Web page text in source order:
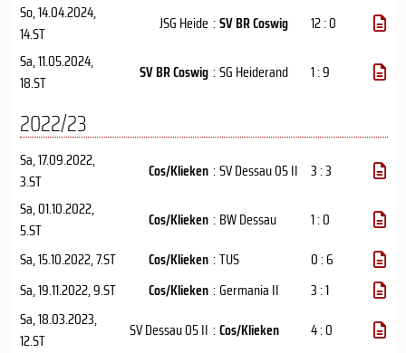
So, 14.04.2024,
14.ST
JSG Heide :SV BR Coswig
12 : 0
Sa, 11.05.2024,
18.ST
SV BR Coswig :SG Heiderand 1 : 9
2022/23
Sa, 17.09.2022,
3.ST
Cos/Klieken :SV Dessau 05 II 3 : 3
Sa, 01.10.2022,
5.ST
Cos/Klieken : BW Dessau
1 : 0
Sa, 15.10.2022, 7.ST Cos/Klieken :TUS
0 : 6
Sa, 19.11.2022, 9.ST Cos/Klieken :Germania II
3 : 1
Sa, 18.03.2023,
12.ST
SV Dessau 05 II :Cos/Klieken 4 : 0